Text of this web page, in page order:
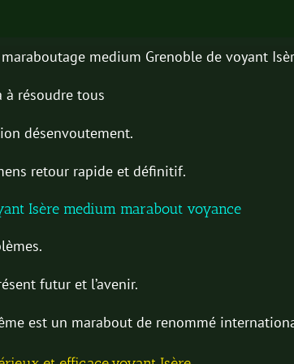
medium Grenoble de voyant
à résoudre tous
désenvoutement.
retour rapide et définitif.
Isère medium marabout voyance
futur et l’avenir.
est un marabout de renommé